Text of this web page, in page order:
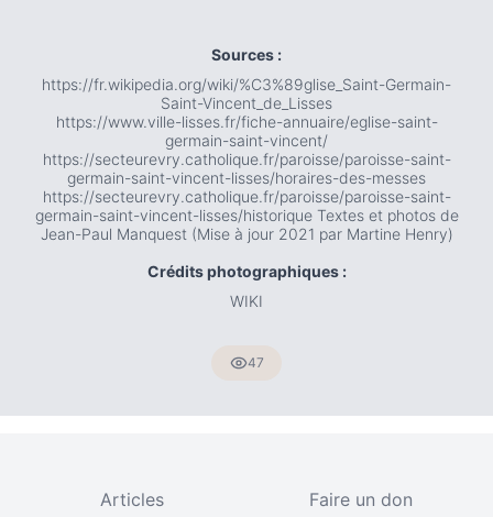
Sources :
https://fr.wikipedia.org/wiki/%C3%89glise_Saint-Germain-
Saint-Vincent_de_Lisses
https://www.ville-lisses.fr/fiche-annuaire/eglise-saint-
germain-saint-vincent/
https://secteurevry.catholique.fr/paroisse/paroisse-saint-
germain-saint-vincent-lisses/horaires-des-messes
https://secteurevry.catholique.fr/paroisse/paroisse-saint-
germain-saint-vincent-lisses/historique Textes et photos de
Jean-Paul Manquest (Mise à jour 2021 par Martine Henry)
Crédits photographiques :
WIKI
47
Articles
Faire un don